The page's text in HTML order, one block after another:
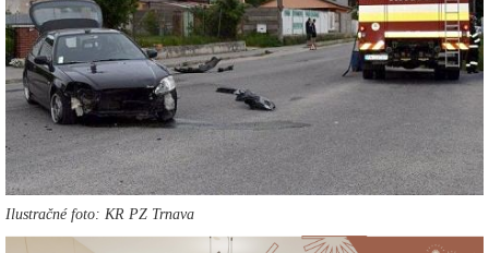
Ilustračné foto: KR PZ Trnava